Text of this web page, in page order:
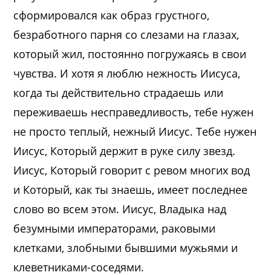
сформировался как образ грустного,
безработного парня со слезами на глазах,
который жил, постоянно погружаясь в свои
чувства. И хотя я люблю нежность Иисуса,
когда ты действительно страдаешь или
переживаешь несправедливость, тебе нужен
не просто теплый, нежный Иисус. Тебе нужен
Иисус, Который держит в руке силу звезд.
Иисус, Который говорит с ревом многих вод
и Который, как ты знаешь, имеет последнее
слово во всем этом. Иисус, Владыка над
безумными императорами, раковыми
клетками, злобными бывшими мужьями и
клеветниками-соседями.